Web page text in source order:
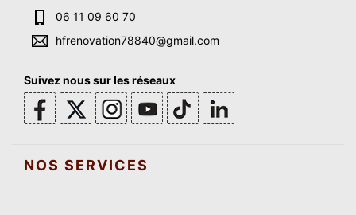
06 11 09 60 70
hfrenovation78840@gmail.com
Suivez nous sur les réseaux
NOS SERVICES